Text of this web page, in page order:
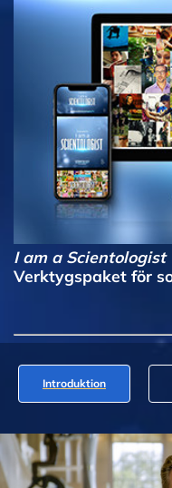
I am a Scientologist
Verktygspaket för
Introduktion